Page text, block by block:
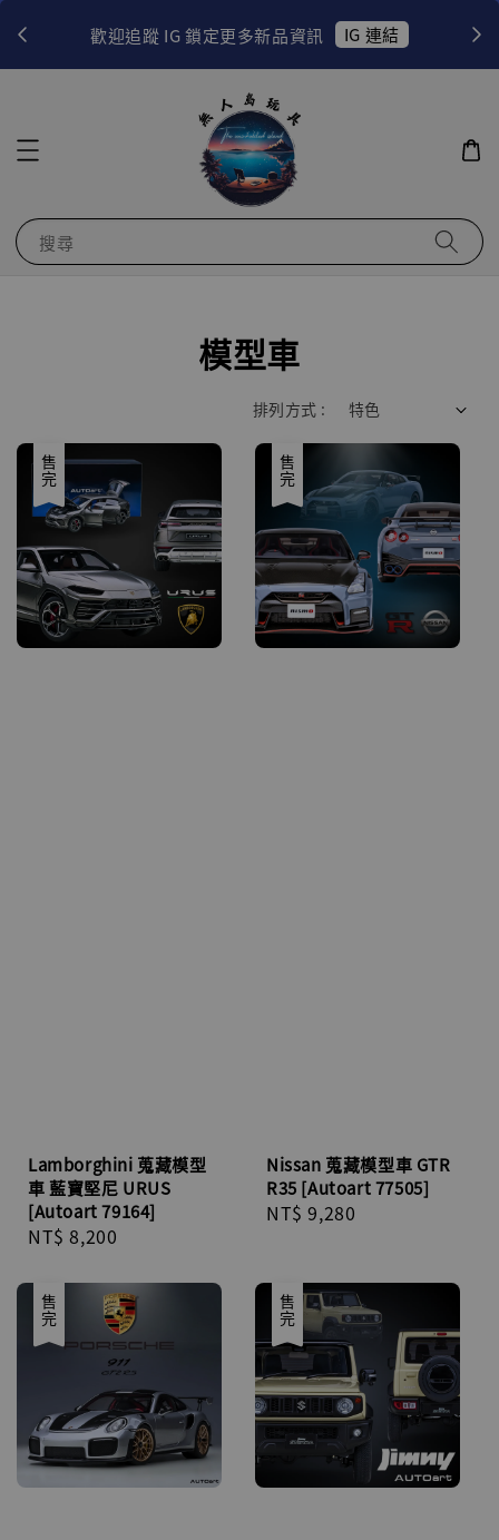
歡迎追蹤 IG 鎖定更多新品資訊 IG 連結
搜尋
模型車
排列方式 :
售完
Lamborghini 蒐藏模型
車 藍寶堅尼 URUS
[Autoart 79164]
Regular
NT$ 8,200
售完
Nissan 蒐藏模型車 GTR
R35 [Autoart 77505]
Regular
NT$ 9,280
售完 售完